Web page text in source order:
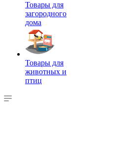
Товары для
загородного
дома
Товары для
животных и
птиц